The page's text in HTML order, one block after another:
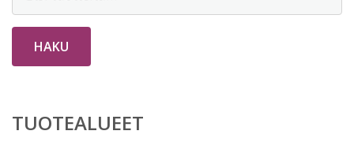
HAKU
TUOTEALUEET